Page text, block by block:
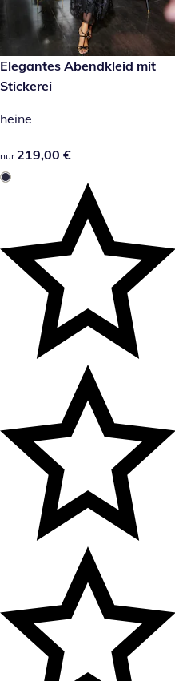
219,00 €
Elegantes Abendkleid mit
Stickerei
heine
219,00 €
nur 219,00 €